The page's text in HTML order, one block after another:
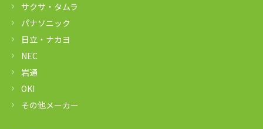
サクサ・タムラ
パナソニック
日立・ナカヨ
NEC
岩通
OKI
その他メーカー